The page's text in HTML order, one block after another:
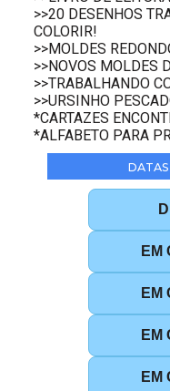
>>20 DESENHOS
COLORIR!
>>MOLDES
>>NOVOS MOLDES
>>TRABALHANDO
>>URSINHO
*CARTAZES
*ALFABETO PARA
EM
EM
EM
EM